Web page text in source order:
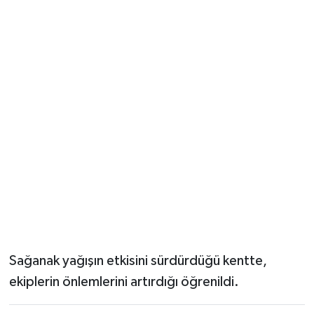
Sağanak yağışın etkisini sürdürdüğü kentte,
ekiplerin önlemlerini artırdığı öğrenildi.